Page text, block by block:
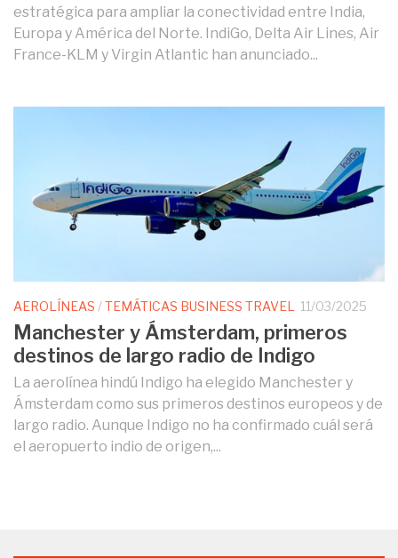
estratégica para ampliar la conectividad entre India,
Europa y América del Norte. IndiGo, Delta Air Lines, Air
France-KLM y Virgin Atlantic han anunciado...
AEROLÍNEAS /TEMÁTICAS BUSINESS TRAVEL 11/03/2025
Manchester y Ámsterdam, primeros
destinos de largo radio de Indigo
La aerolínea hindú Indigo ha elegido Manchester y
Ámsterdam como sus primeros destinos europeos y de
largo radio. Aunque Indigo no ha confirmado cuál será
el aeropuerto indio de origen,...